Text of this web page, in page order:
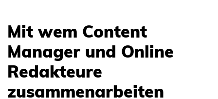
Mit wem Content
Manager und Online
Redakteure
zusammenarbeiten